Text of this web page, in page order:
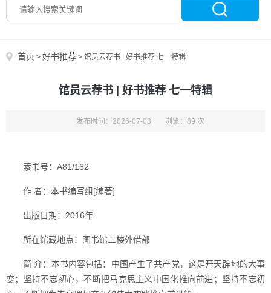
首页 > 好书推荐 > 馆员云荐书 | 好书推荐 七一特辑
馆员云荐书 | 好书推荐 七一特辑
发布时间：2026-07-03 浏览：89 次
索书号：A81/162
作 者：本书编写组[编著]
出版日期：2016年
所在馆藏地点：图书馆二楼外借部
简 介：本书内容包括：中国产生了共产党，这是开天辟地的大事
变；坚持不忘初心，不断把马克思主义中国化推向前进；坚持不忘初